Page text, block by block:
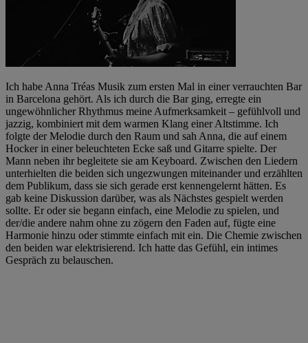
Ich habe Anna Tréas Musik zum ersten Mal in einer verrauchten Bar
in Barcelona gehört. Als ich durch die Bar ging, erregte ein
ungewöhnlicher Rhythmus meine Aufmerksamkeit – gefühlvoll und
jazzig, kombiniert mit dem warmen Klang einer Altstimme. Ich
folgte der Melodie durch den Raum und sah Anna, die auf einem
Hocker in einer beleuchteten Ecke saß und Gitarre spielte. Der
Mann neben ihr begleitete sie am Keyboard. Zwischen den Liedern
unterhielten die beiden sich ungezwungen miteinander und erzählten
dem Publikum, dass sie sich gerade erst kennengelernt hätten. Es
gab keine Diskussion darüber, was als Nächstes gespielt werden
sollte. Er oder sie begann einfach, eine Melodie zu spielen, und
der/die andere nahm ohne zu zögern den Faden auf, fügte eine
Harmonie hinzu oder stimmte einfach mit ein. Die Chemie zwischen
den beiden war elektrisierend. Ich hatte das Gefühl, ein intimes
Gespräch zu belauschen.